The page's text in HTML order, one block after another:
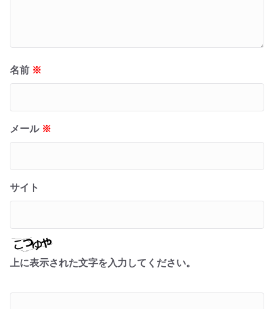
名前 ※
メール ※
サイト
上に表示された文字を入力してください。